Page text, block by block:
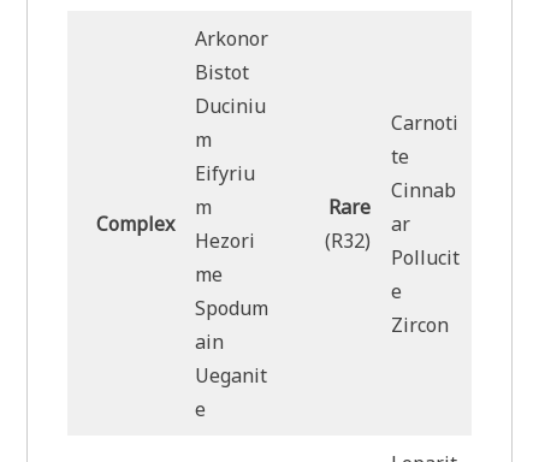
Complex
Arkonor
Bistot
Duciniu
m
Eifyriu
m
Hezori
me
Spodum
ain
Ueganit
e
Rare
(R32)
Carnoti
te
Cinnab
ar
Pollucit
e
Zircon